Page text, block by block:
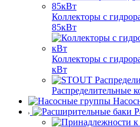
Коллекторы с
85кВт
Коллекторы с
кВт
Распределительные